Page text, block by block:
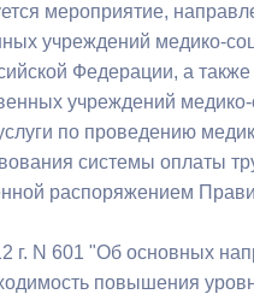
мероприятие,
учреждений медико-
Федерации, а также
учреждений
по проведению
системы оплаты
распоряжением
г. N 601 "Об основных
повышения